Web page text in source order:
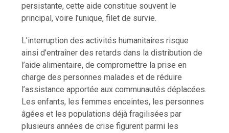
persistante, cette aide constitue souvent le
principal, voire l’unique, filet de survie.
L’interruption des activités humanitaires risque
ainsi d’entraîner des retards dans la distribution de
l’aide alimentaire, de compromettre la prise en
charge des personnes malades et de réduire
l’assistance apportée aux communautés déplacées.
Les enfants, les femmes enceintes, les personnes
âgées et les populations déjà fragilisées par
plusieurs années de crise figurent parmi les